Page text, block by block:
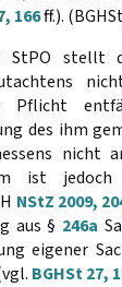
166ff.).
StPO stellt
Pflicht
des ihm
nicht
ist
NStZ 2009,
aus § 246a
eigener
BGHSt 27,